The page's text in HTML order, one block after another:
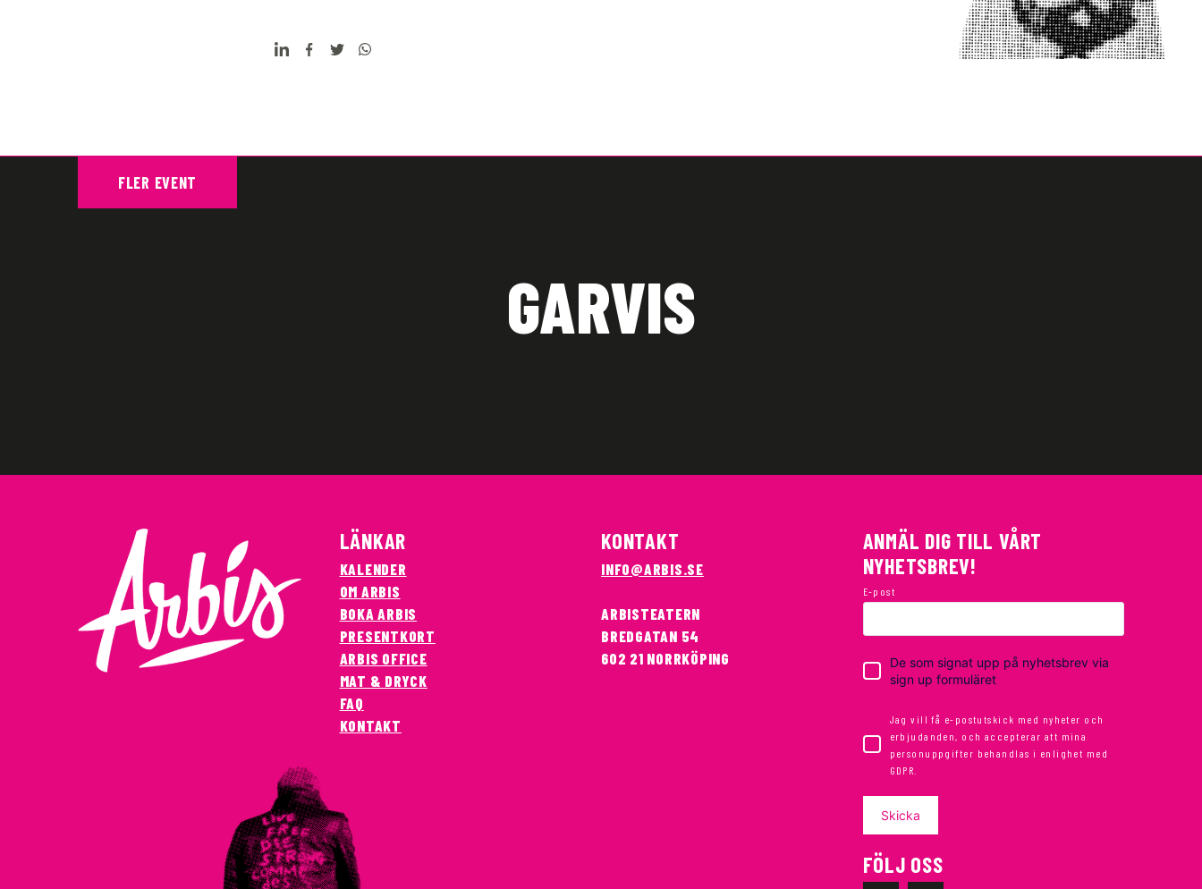
FLER EVENT
GARVIS
LÄNKAR
KALENDER
OM ARBIS
BOKA ARBIS
PRESENTKORT
ARBIS OFFICE
MAT & DRYCK
FAQ
KONTAKT
KONTAKT
INFO@ARBIS.SE
ARBISTEATERN
BREDGATAN 54
602 21 NORRKÖPING
ANMÄL DIG TILL VÅRT
NYHETSBREV!
E-post
De som signat upp på nyhetsbrev via
sign up formuläret
Jag vill få e-postutskick med nyheter och
erbjudanden, och accepterar att mina
personuppgifter behandlas i enlighet med
GDPR.
Skicka
FÖLJ OSS